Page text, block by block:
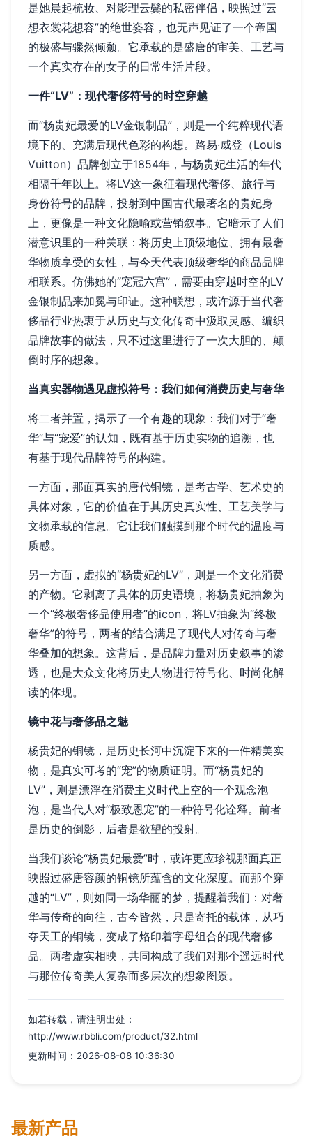
是她晨起梳妆、对影理云鬓的私密伴侣，映照过“云
想衣裳花想容”的绝世姿容，也无声见证了一个帝国
的极盛与骤然倾颓。它承载的是盛唐的审美、工艺与
一个真实存在的女子的日常生活片段。
一件“LV”：现代奢侈符号的时空穿越
而“杨贵妃最爱的LV金银制品”，则是一个纯粹现代语
境下的、充满后现代色彩的构想。路易·威登（Louis
Vuitton）品牌创立于1854年，与杨贵妃生活的年代
相隔千年以上。将LV这一象征着现代奢侈、旅行与
身份符号的品牌，投射到中国古代最著名的贵妃身
上，更像是一种文化隐喻或营销叙事。它暗示了人们
潜意识里的一种关联：将历史上顶级地位、拥有最奢
华物质享受的女性，与今天代表顶级奢华的商品品牌
相联系。仿佛她的“宠冠六宫”，需要由穿越时空的LV
金银制品来加冕与印证。这种联想，或许源于当代奢
侈品行业热衷于从历史与文化传奇中汲取灵感、编织
品牌故事的做法，只不过这里进行了一次大胆的、颠
倒时序的想象。
当真实器物遇见虚拟符号：我们如何消费历史与奢华
将二者并置，揭示了一个有趣的现象：我们对于“奢
华”与“宠爱”的认知，既有基于历史实物的追溯，也
有基于现代品牌符号的构建。
一方面，那面真实的唐代铜镜，是考古学、艺术史的
具体对象，它的价值在于其历史真实性、工艺美学与
文物承载的信息。它让我们触摸到那个时代的温度与
质感。
另一方面，虚拟的“杨贵妃的LV”，则是一个文化消费
的产物。它剥离了具体的历史语境，将杨贵妃抽象为
一个“终极奢侈品使用者”的icon，将LV抽象为“终极
奢华”的符号，两者的结合满足了现代人对传奇与奢
华叠加的想象。这背后，是品牌力量对历史叙事的渗
透，也是大众文化将历史人物进行符号化、时尚化解
读的体现。
镜中花与奢侈品之魅
杨贵妃的铜镜，是历史长河中沉淀下来的一件精美实
物，是真实可考的“宠”的物质证明。而“杨贵妃的
LV”，则是漂浮在消费主义时代上空的一个观念泡
泡，是当代人对“极致恩宠”的一种符号化诠释。前者
是历史的倒影，后者是欲望的投射。
当我们谈论“杨贵妃最爱”时，或许更应珍视那面真正
映照过盛唐容颜的铜镜所蕴含的文化深度。而那个穿
越的“LV”，则如同一场华丽的梦，提醒着我们：对奢
华与传奇的向往，古今皆然，只是寄托的载体，从巧
夺天工的铜镜，变成了烙印着字母组合的现代奢侈
品。两者虚实相映，共同构成了我们对那个遥远时代
与那位传奇美人复杂而多层次的想象图景。
如若转载，请注明出处：
http://www.rbbli.com/product/32.html
更新时间：2026-08-08 10:36:30
最新产品